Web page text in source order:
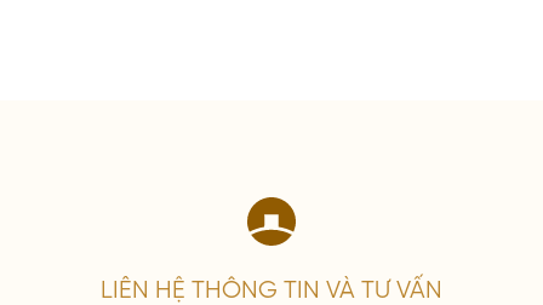
LIÊN HỆ THÔNG TIN VÀ TƯ VẤN